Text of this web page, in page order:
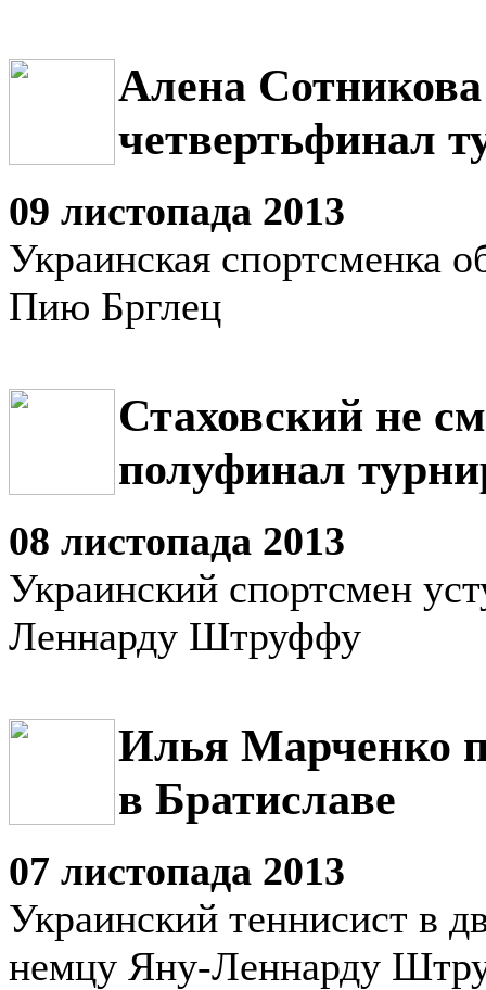
Алена
четвертьфинал
09 листопада 2013
Украинская спортсменка
Пию Брглец
Стаховский не
полуфинал
08 листопада 2013
Украинский спортсмен
Леннарду Штруффу
Илья Марченко
в Братиславе
07 листопада 2013
Украинский теннисист в
немцу Яну-Леннарду